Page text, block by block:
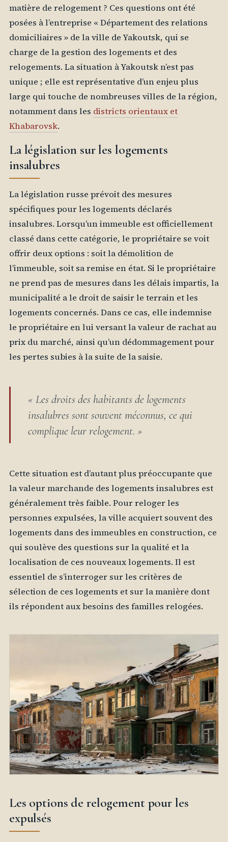
matière de relogement ? Ces questions ont été
posées à l’entreprise « Département des relations
domiciliaires » de la ville de Yakoutsk, qui se
charge de la gestion des logements et des
relogements. La situation à Yakoutsk n’est pas
unique ; elle est représentative d’un enjeu plus
large qui touche de nombreuses villes de la région,
notamment dans les districts orientaux et
Khabarovsk.
La législation sur les logements
insalubres
La législation russe prévoit des mesures
spécifiques pour les logements déclarés
insalubres. Lorsqu’un immeuble est officiellement
classé dans cette catégorie, le propriétaire se voit
offrir deux options : soit la démolition de
l’immeuble, soit sa remise en état. Si le propriétaire
ne prend pas de mesures dans les délais impartis, la
municipalité a le droit de saisir le terrain et les
logements concernés. Dans ce cas, elle indemnise
le propriétaire en lui versant la valeur de rachat au
prix du marché, ainsi qu’un dédommagement pour
les pertes subies à la suite de la saisie.
« Les droits des habitants de logements
insalubres sont souvent méconnus, ce qui
complique leur relogement. »
Cette situation est d’autant plus préoccupante que
la valeur marchande des logements insalubres est
généralement très faible. Pour reloger les
personnes expulsées, la ville acquiert souvent des
logements dans des immeubles en construction, ce
qui soulève des questions sur la qualité et la
localisation de ces nouveaux logements. Il est
essentiel de s’interroger sur les critères de
sélection de ces logements et sur la manière dont
ils répondent aux besoins des familles relogées.
Les options de relogement pour les
expulsés